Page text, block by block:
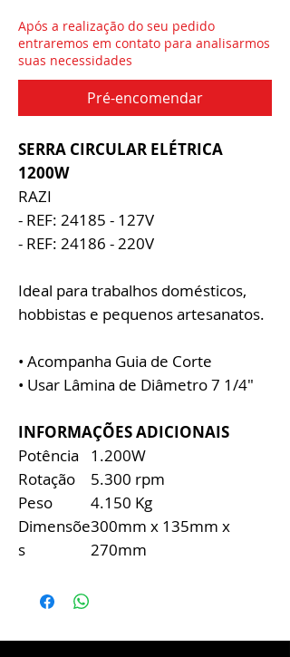
Após a realização do seu pedido
entraremos em contato para analisarmos
suas necessidades
Pré-encomendar
SERRA CIRCULAR ELÉTRICA
1200W
RAZI
- REF: 24185 - 127V
- REF: 24186 - 220V
Ideal para trabalhos domésticos,
hobbistas e pequenos artesanatos.
• Acompanha Guia de Corte
• Usar Lâmina de Diâmetro 7 1/4"
INFORMAÇÕES ADICIONAIS
Potência
1.200W
Rotação
5.300 rpm
Peso
4.150 Kg
Dimensõe
s
300mm x 135mm x
270mm